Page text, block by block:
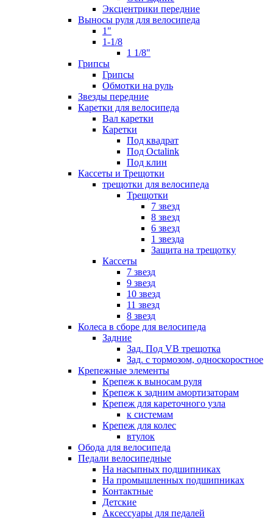
Эксцентрики передние
Выносы руля для велосипеда
1"
1-1/8
1 1/8"
Грипсы
Грипсы
Обмотки на руль
Звезды передние
Каретки для велосипеда
Вал каретки
Каретки
Под квадрат
Под Octalink
Под клин
Кассеты и Трещотки
трещотки для велосипеда
Трещотки
7 звезд
8 звезд
6 звезд
1 звезда
Защита на трещотку
Кассеты
7 звезд
9 звезд
10 звезд
11 звезд
8 звезд
Колеса в сборе для велосипеда
Задние
Зад. Под VB трещотка
Зад. с тормозом, односкоростное
Крепежные элементы
Крепеж к выносам руля
Крепеж к задним амортизаторам
Крепеж для кареточного узла
к системам
Крепеж для колес
втулок
Обода для велосипеда
Педали велосипедные
На насыпных подшипниках
На промышленных подшипниках
Контактные
Детские
Аксессуары для педалей